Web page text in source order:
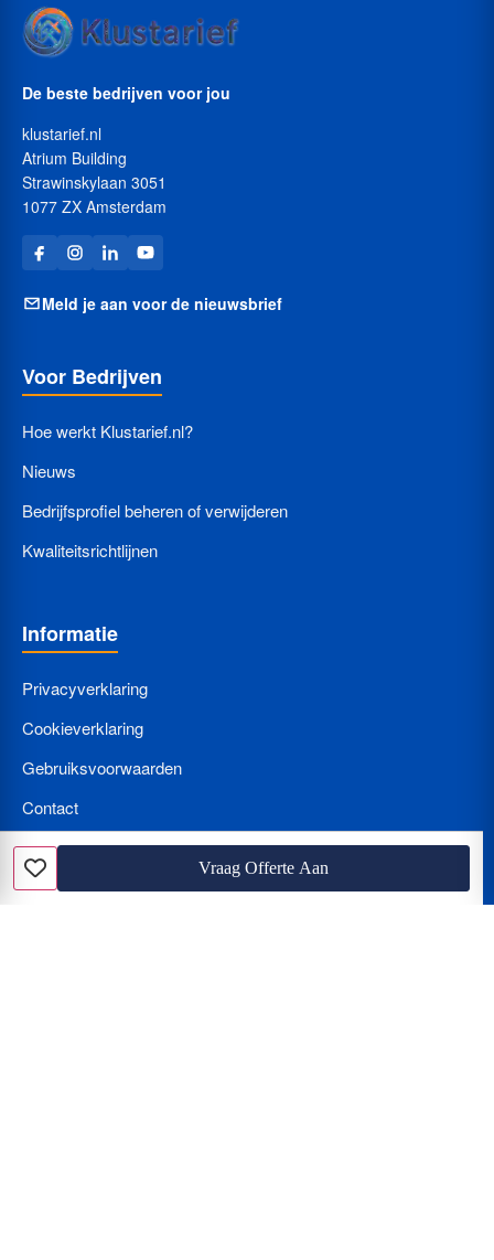
Favoriet
Vraag Offerte Aan
De beste bedrijven voor jou
klustarief.nl
Atrium Building
Strawinskylaan 3051
1077 ZX Amsterdam
Meld je aan voor de nieuwsbrief
Voor Bedrijven
Hoe werkt Klustarief.nl?
Nieuws
Bedrijfsprofiel beheren of verwijderen
Kwaliteitsrichtlijnen
Informatie
Privacyverklaring
Cookieverklaring
Gebruiksvoorwaarden
Contact
Bedrijf Aanmelden